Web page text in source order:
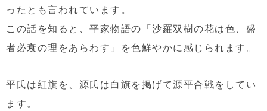
ったとも言われています。
この話を知ると、平家物語の「沙羅双樹の花は色、盛
者必衰の理をあらわす」を色鮮やかに感じられます。
平氏は紅旗を、源氏は白旗を掲げて源平合戦をしてい
ます。